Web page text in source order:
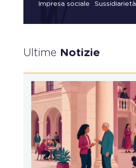
Impresa sociale
Sussidiarietà
Ultime Notizie